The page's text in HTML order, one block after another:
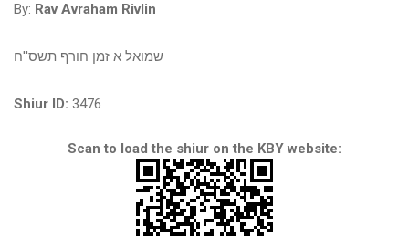
By: Rav Avraham Rivlin
שמואל א זמן חורף תשס''ח
Shiur ID: 3476
Scan to load the shiur on the KBY website: